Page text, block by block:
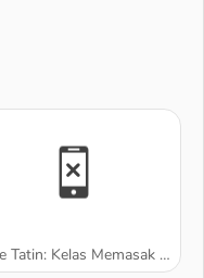
Tatin: Kelas Memasak Sara